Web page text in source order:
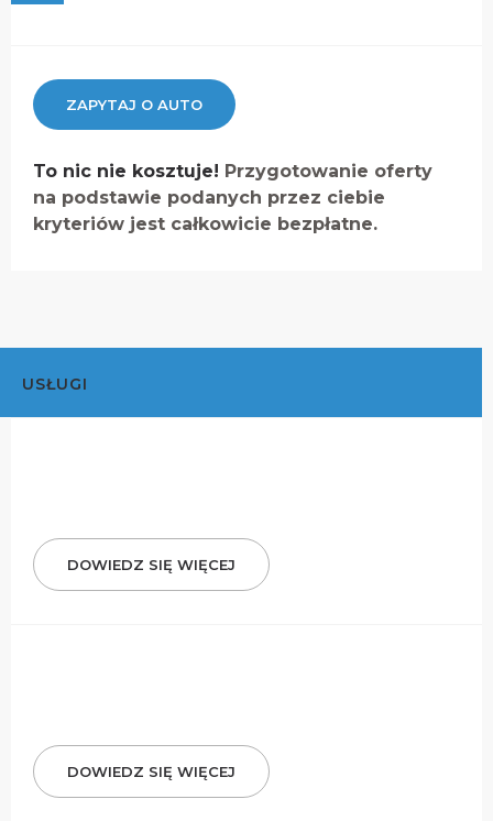
ZAPYTAJ O AUTO
To nic nie kosztuje! Przygotowanie oferty
na podstawie podanych przez ciebie
kryteriów jest całkowicie bezpłatne.
USŁUGI
DOWIEDZ SIĘ WIĘCEJ
DOWIEDZ SIĘ WIĘCEJ